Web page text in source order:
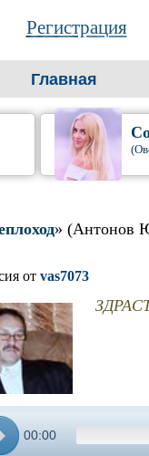
Регистрация
Главная
» (Антонов
от vas7073
00:00